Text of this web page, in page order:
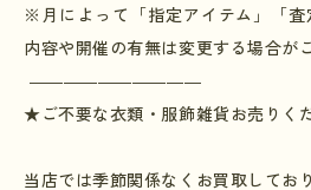
※月によって「指定アイテム」「査
内容や開催の有無は変更する場合が
――――――――――
★ご不要な衣類・服飾雑貨お売りく
当店では季節関係なくお買取してお